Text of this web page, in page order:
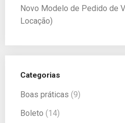
Novo Modelo de Pedido de
Locação)
Categorias
Boas práticas (9)
Boleto (14)